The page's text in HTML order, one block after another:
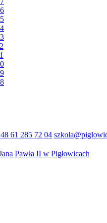
61 285 72 04